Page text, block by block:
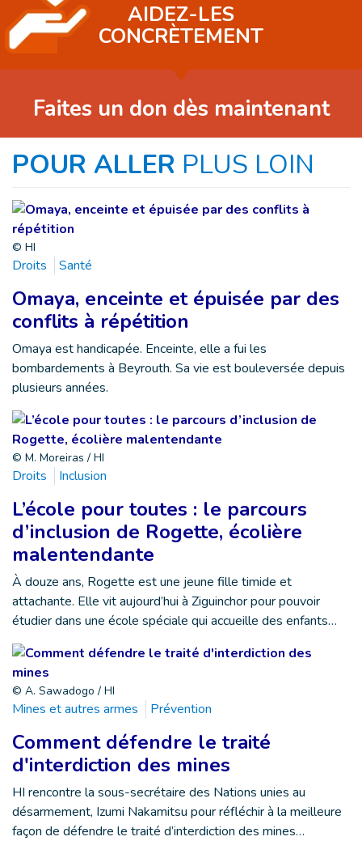
AIDEZ-LES
CONCRÈTEMENT
Faites un don dès maintenant
POUR ALLER PLUS LOIN
© HI
Droits Santé
Omaya, enceinte et épuisée par des
conflits à répétition
Omaya est handicapée. Enceinte, elle a fui les
bombardements à Beyrouth. Sa vie est bouleversée depuis
plusieurs années.
© M. Moreiras / HI
Droits Inclusion
L’école pour toutes : le parcours
d’inclusion de Rogette, écolière
malentendante
À douze ans, Rogette est une jeune fille timide et
attachante. Elle vit aujourd’hui à Ziguinchor pour pouvoir
étudier dans une école spéciale qui accueille des enfants…
© A. Sawadogo / HI
Mines et autres armes Prévention
Comment défendre le traité
d'interdiction des mines
HI rencontre la sous-secrétaire des Nations unies au
désarmement, Izumi Nakamitsu pour réfléchir à la meilleure
façon de défendre le traité d’interdiction des mines…